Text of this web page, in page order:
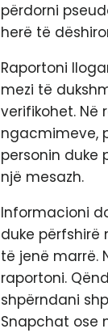
përdorni
herë të
Raportoni
mezi të
verifikohet.
ngacmimeve,
personin duke
një mesazh.
Informacioni
duke përfshirë
të jenë marrë.
raportoni.
shpërndani
Snapchat ose